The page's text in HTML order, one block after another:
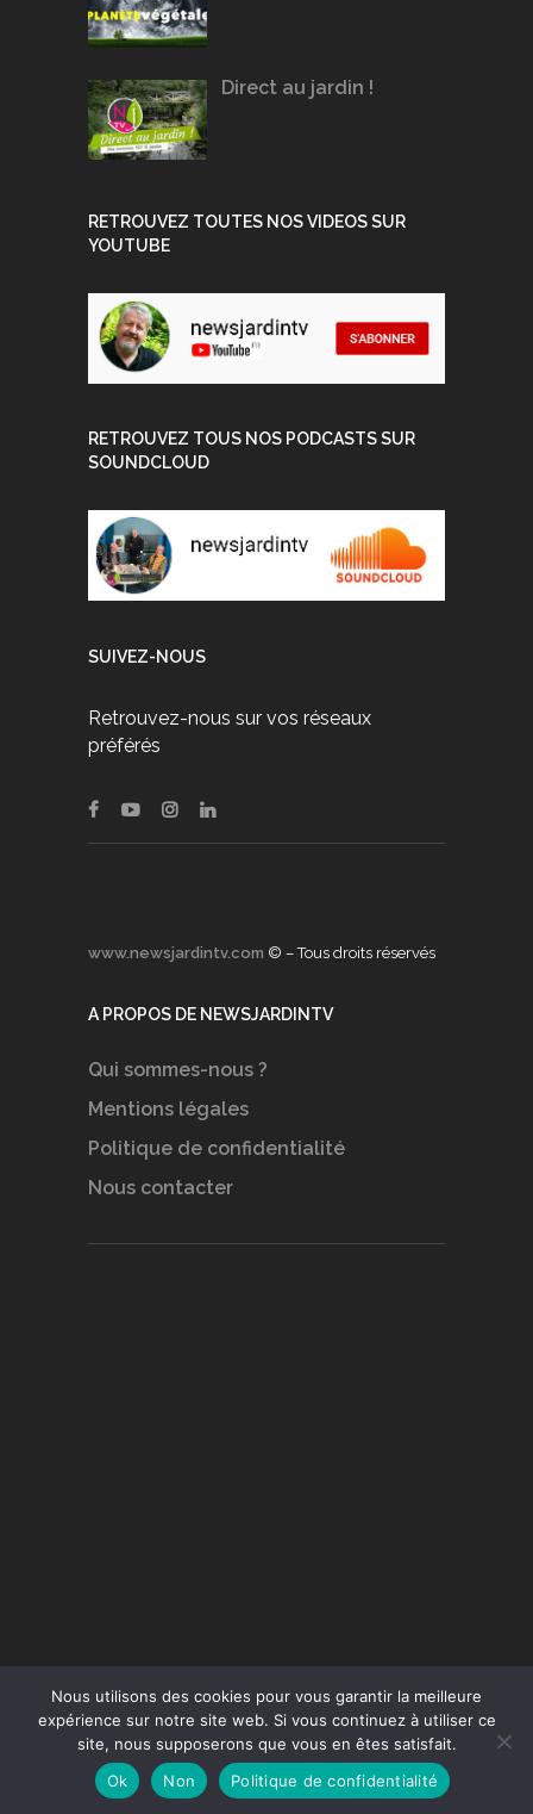
Direct au jardin !
RETROUVEZ TOUTES NOS VIDEOS SUR
YOUTUBE
RETROUVEZ TOUS NOS PODCASTS SUR
SOUNDCLOUD
SUIVEZ-NOUS
Retrouvez-nous sur vos réseaux
préférés
www.newsjardintv.com © – Tous droits réservés
A PROPOS DE NEWSJARDINTV
Qui sommes-nous ?
Mentions légales
Politique de confidentialité
Nous contacter
Conception du site :Agence Jus de Citron
Nous utilisons des cookies pour vous garantir la meilleure
expérience sur notre site web. Si vous continuez à utiliser ce
site, nous supposerons que vous en êtes satisfait.
Ok
Non Politique de confidentialité